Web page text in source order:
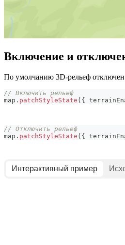
Включение и
По умолчанию 3D-рельеф
// Включить рельеф
map . patchStyleState ( {
// Отключить рельеф
map . patchStyleState ( {
Интерактивный пример